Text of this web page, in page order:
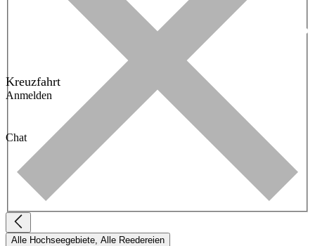
Kreuzfahrt
Anmelden
Chat
Alle Hochseegebiete, Alle Reedereien